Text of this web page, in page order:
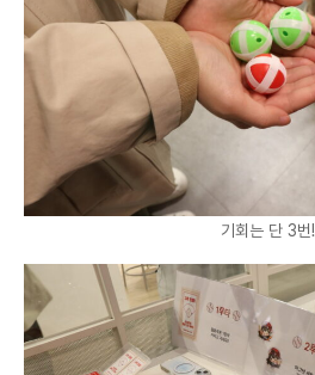
기회는 단 3번!